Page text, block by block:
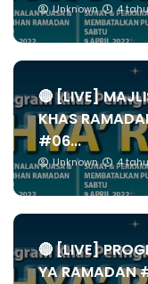
Unknown 4
🔴 [LIVE]
KHAS
#06...
Unknown 4
🔴 [LIVE]
YA RAMADAN